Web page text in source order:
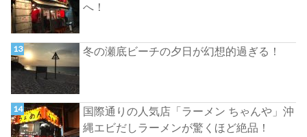
へ！
冬の瀬底ビーチの夕日が幻想的過ぎる！
国際通りの人気店「ラーメン ちゃんや」沖
縄エビだしラーメンが驚くほど絶品！